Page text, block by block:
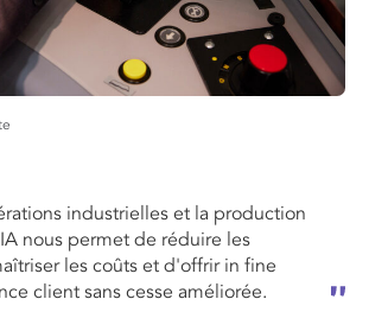
industrielles et la production
nous permet de réduire les
les coûts et d'offrir in fine
client sans cesse améliorée.